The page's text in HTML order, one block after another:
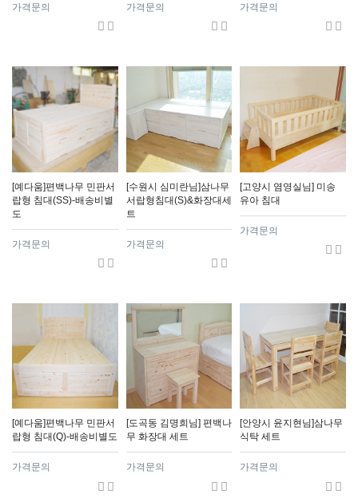
가격문의 가격문의 가격문의
[예다움]편백나무 민판서
랍형 침대(SS)-배송비별
도
가격문의
[수원시 심미란님]삼나무
서랍형침대(S)&화장대세
트
가격문의
[고양시 염영실님] 미송
유아 침대
가격문의
[예다움]편백나무 민판서
랍형 침대(Q)-배송비별도
가격문의
[도곡동 김명희님] 편백나
무 화장대 세트
가격문의
[안양시 윤지현님]삼나무
식탁 세트
가격문의